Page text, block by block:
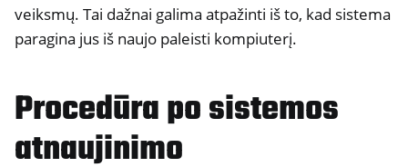
navigation of Heads
veiksmų. Tai dažnai galima atpažinti iš to, kad sistema
paragina jus iš naujo paleisti kompiuterį.
Procedūra po sistemos
atnaujinimo